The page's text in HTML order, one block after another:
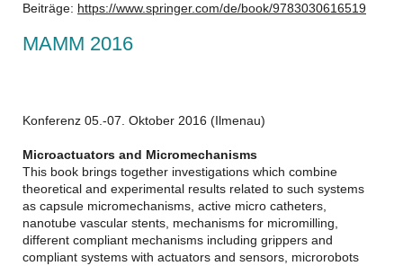
Beiträge: https://www.springer.com/de/book/9783030616519
MAMM 2016
Konferenz 05.-07. Oktober 2016 (Ilmenau)
Microactuators and Micromechanisms
This book brings together investigations which combine
theoretical and experimental results related to such systems
as capsule micromechanisms, active micro catheters,
nanotube vascular stents, mechanisms for micromilling,
different compliant mechanisms including grippers and
compliant systems with actuators and sensors, microrobots